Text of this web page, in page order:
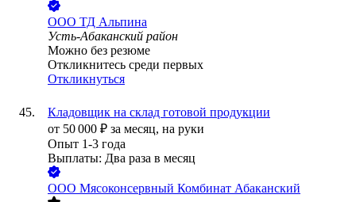
ООО ТД Альпина
Усть-Абаканский район
Можно без резюме
Откликнитесь среди первых
Откликнуться
Кладовщик на склад готовой продукции
от 50 000 ₽ за месяц, на руки
Опыт 1-3 года
Выплаты: Два раза в месяц
ООО Мясоконсервный Комбинат Абаканский